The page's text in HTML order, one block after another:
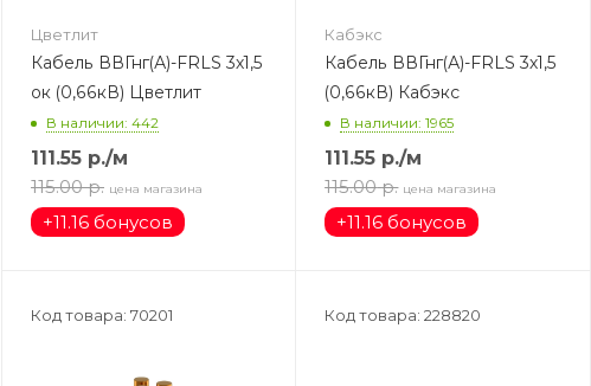
Цветлит
Кабель ВВГнг(А)-FRLS 3х1,5
ок (0,66кВ) Цветлит
В наличии: 442
111.55 р./м
115.00 р. цена магазина
+11.16 бонусов
Кабэкс
Кабель ВВГнг(А)-FRLS 3х1,5
(0,66кВ) Кабэкс
В наличии: 1965
111.55 р./м
115.00 р. цена магазина
+11.16 бонусов
Код товара: 70201 Код товара: 228820